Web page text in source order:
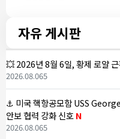
자유 게시판
💥 2026년 8월 6일, 황제 로얄
2026.08.065
⚓ 미국 핵항공모함 USS
안보 협력 강화 신호N
2026.08.065